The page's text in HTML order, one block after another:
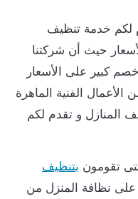
لكم خدمة تنظيف
حيث أن شركتنا
كبير على الأسعار
الأعمال الفنية الماهرة
المنازل و تقدم لكم
تقومون بتنظيف
نظافة المنزل من